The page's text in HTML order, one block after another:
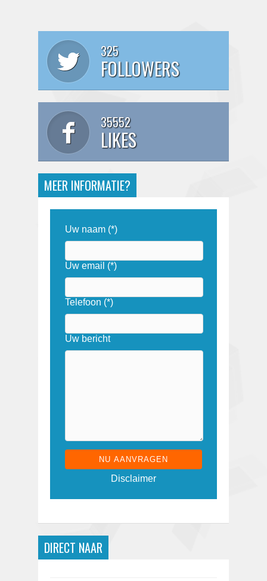
325
FOLLOWERS
35552
LIKES
MEER INFORMATIE?
Uw naam (*)
Uw email (*)
Telefoon (*)
Uw bericht
d
i
Disclaimer
DIRECT NAAR